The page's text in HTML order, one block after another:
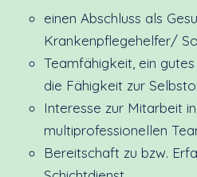
einen Abschluss als
Krankenpflegehelfer/
Teamfähigkeit, ein
die Fähigkeit zur
Interesse zur Mitarbeit
multiprofessionellen
Bereitschaft zu bzw.